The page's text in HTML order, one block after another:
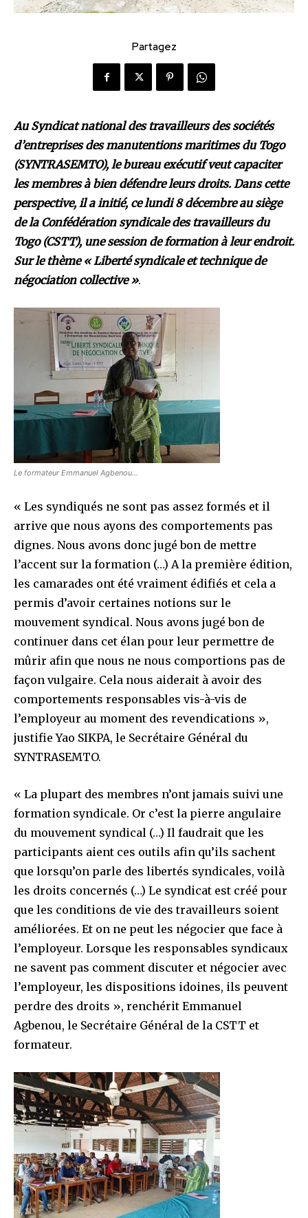
Partagez
Au Syndicat national des travailleurs des sociétés
d’entreprises des manutentions maritimes du Togo
(SYNTRASEMTO), le bureau exécutif veut capaciter
les membres à bien défendre leurs droits. Dans cette
perspective, il a initié, ce lundi 8 décembre au siège
de la Confédération syndicale des travailleurs du
Togo (CSTT), une session de formation à leur endroit.
Sur le thème « Liberté syndicale et technique de
négociation collective ».
Le formateur Emmanuel Agbenou…
« Les syndiqués ne sont pas assez formés et il
arrive que nous ayons des comportements pas
dignes. Nous avons donc jugé bon de mettre
l’accent sur la formation (…) A la première édition,
les camarades ont été vraiment édifiés et cela a
permis d’avoir certaines notions sur le
mouvement syndical. Nous avons jugé bon de
continuer dans cet élan pour leur permettre de
mûrir afin que nous ne nous comportions pas de
façon vulgaire. Cela nous aiderait à avoir des
comportements responsables vis-à-vis de
l’employeur au moment des revendications »,
justifie Yao SIKPA, le Secrétaire Général du
SYNTRASEMTO.
« La plupart des membres n’ont jamais suivi une
formation syndicale. Or c’est la pierre angulaire
du mouvement syndical (…) Il faudrait que les
participants aient ces outils afin qu’ils sachent
que lorsqu’on parle des libertés syndicales, voilà
les droits concernés (…) Le syndicat est créé pour
que les conditions de vie des travailleurs soient
améliorées. Et on ne peut les négocier que face à
l’employeur. Lorsque les responsables syndicaux
ne savent pas comment discuter et négocier avec
l’employeur, les dispositions idoines, ils peuvent
perdre des droits », renchérit Emmanuel
Agbenou, le Secrétaire Général de la CSTT et
formateur.